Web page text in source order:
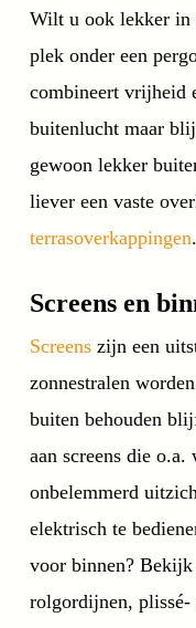
Wilt u ook lekker in
plek onder een
combineert vrijheid
buitenlucht maar
gewoon lekker
liever een vaste
terrasoverkappingen.
Screens en
Screenszijn een
zonnestralen
buiten behouden
aan screens die
onbelemmerd
elektrisch te
voor binnen? Bekijk
rolgordijnen, plissé-